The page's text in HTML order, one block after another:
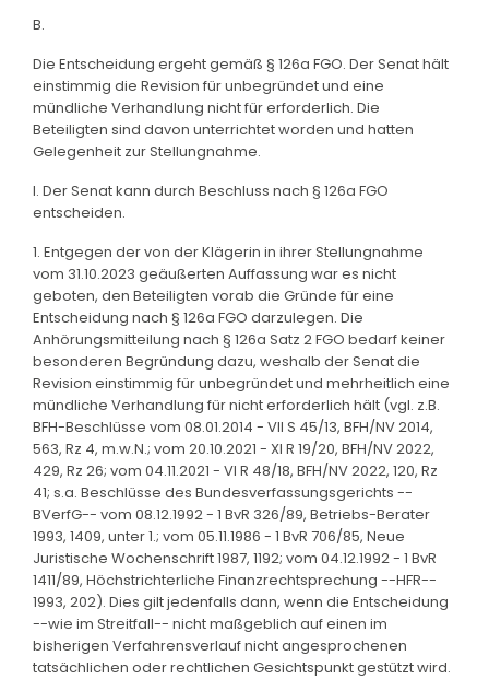
B.
Die Entscheidung ergeht gemäß § 126a FGO. Der Senat hält
einstimmig die Revision für unbegründet und eine
mündliche Verhandlung nicht für erforderlich. Die
Beteiligten sind davon unterrichtet worden und hatten
Gelegenheit zur Stellungnahme.
I. Der Senat kann durch Beschluss nach § 126a FGO
entscheiden.
1. Entgegen der von der Klägerin in ihrer Stellungnahme
vom 31.10.2023 geäußerten Auffassung war es nicht
geboten, den Beteiligten vorab die Gründe für eine
Entscheidung nach § 126a FGO darzulegen. Die
Anhörungsmitteilung nach § 126a Satz 2 FGO bedarf keiner
besonderen Begründung dazu, weshalb der Senat die
Revision einstimmig für unbegründet und mehrheitlich eine
mündliche Verhandlung für nicht erforderlich hält (vgl. z.B.
BFH-Beschlüsse vom 08.01.2014 - VII S 45/13, BFH/NV 2014,
563, Rz 4, m.w.N.; vom 20.10.2021 - XI R 19/20, BFH/NV 2022,
429, Rz 26; vom 04.11.2021 - VI R 48/18, BFH/NV 2022, 120, Rz
41; s.a. Beschlüsse des Bundesverfassungsgerichts --
BVerfG-- vom 08.12.1992 - 1 BvR 326/89, Betriebs-Berater
1993, 1409, unter 1.; vom 05.11.1986 - 1 BvR 706/85, Neue
Juristische Wochenschrift 1987, 1192; vom 04.12.1992 - 1 BvR
1411/89, Höchstrichterliche Finanzrechtsprechung --HFR--
1993, 202). Dies gilt jedenfalls dann, wenn die Entscheidung
--wie im Streitfall-- nicht maßgeblich auf einen im
bisherigen Verfahrensverlauf nicht angesprochenen
tatsächlichen oder rechtlichen Gesichtspunkt gestützt wird.